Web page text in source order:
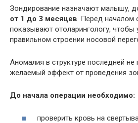
Зондирование назначают малышу,
от 1 до 3 месяцев . Перед началом
показывают отоларингологу, чтобы
правильном строении носовой
Аномалия в структуре последней не
желаемый эффект от проведения
До начала операции необходимо:
проверить кровь на